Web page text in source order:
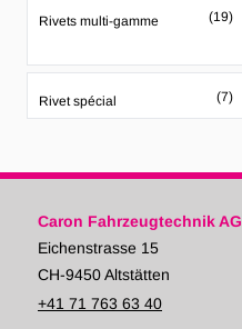
Rivets multi-gamme (19)
Rivet spécial (7)
Caron Fahrzeugtechnik AG
Eichenstrasse 15
CH-9450 Altstätten
+41 71 763 63 40